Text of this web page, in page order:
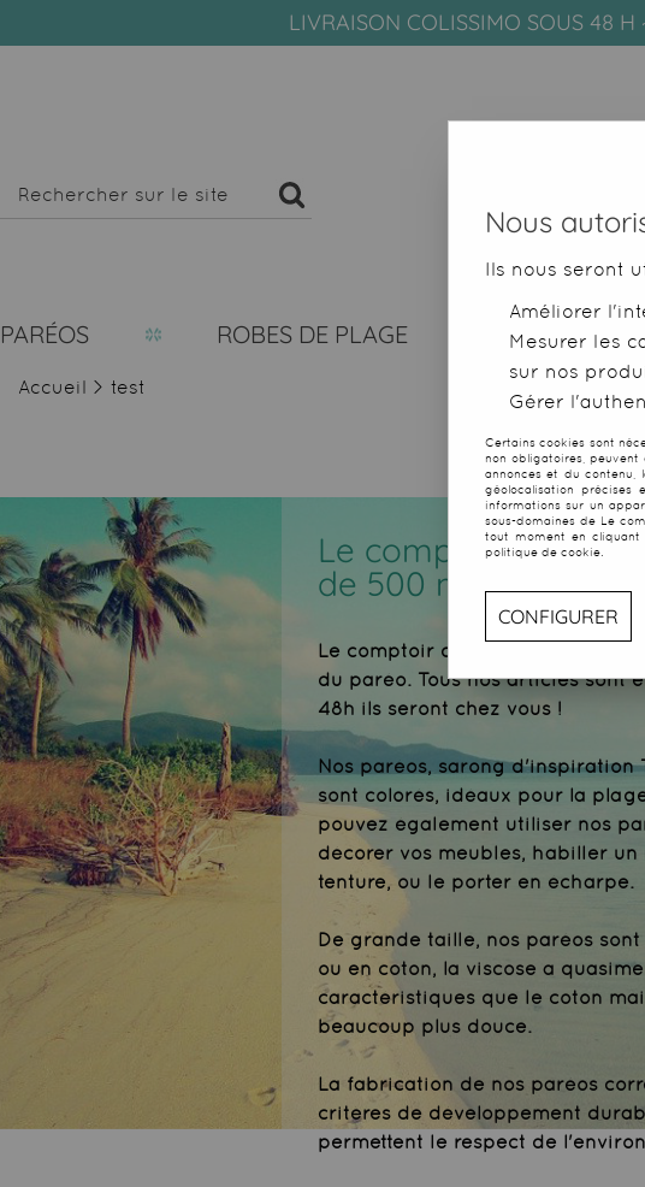
LIVRAISON COLISSIMO SOUS 48
PARÉOS ROBES DE PLAGE
Accueil > test
Le comptoir du
de 500 modèles
Le comptoir du paréo est le
du paréo. Tous nos articles sont
48h ils seront chez vous !
Nos paréos, sarong d'inspiration
sont colorés, idéaux pour la
pouvez également utiliser nos
décorer vos meubles, habiller un
tenture, ou le porter en écharpe.
De grande taille, nos paréos sont
ou en coton, la viscose a
caractéristiques que le coton
beaucoup plus douce.
La fabrication de nos paréos
critères de développement
permettent le respect de
Nous
Ils nous seront
Améliorer
Mesurer les
sur nos
Gérer
Certains cookies sont
non obligatoires, peuvent
annonces et du contenu,
géolocalisation
informations sur un
sous-domaines de Le
tout moment en cliquant
politique de cookie.
CONFIGURER